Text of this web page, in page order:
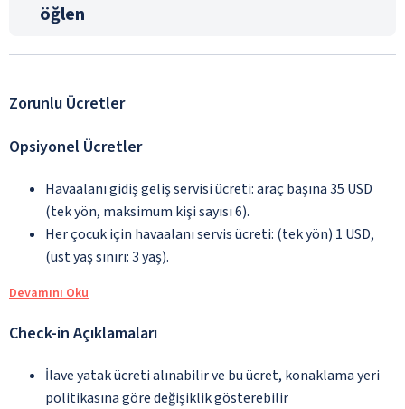
öğlen
Zorunlu Ücretler
Opsiyonel Ücretler
Havaalanı gidiş geliş servisi ücreti: araç başına 35 USD
(tek yön, maksimum kişi sayısı 6).
Her çocuk için havaalanı servis ücreti: (tek yön) 1 USD,
(üst yaş sınırı: 3 yaş).
Devamını Oku
Check-in Açıklamaları
İlave yatak ücreti alınabilir ve bu ücret, konaklama yeri
politikasına göre değişiklik gösterebilir